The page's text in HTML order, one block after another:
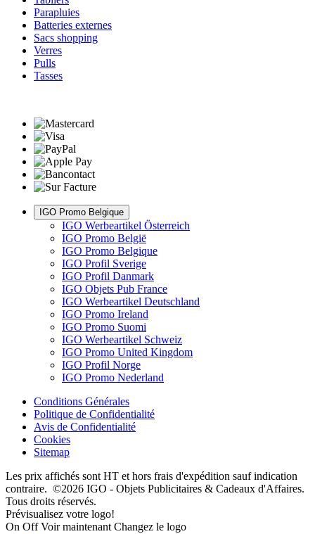
Parapluies
Batteries externes
Sacs shopping
Verres
Pulls
Tasses
IGO Promo Belgique
IGO Werbeartikel Österreich
IGO Promo België
IGO Promo Belgique
IGO Profil Sverige
IGO Profil Danmark
IGO Objets Pub France
IGO Werbeartikel Deutschland
IGO Promo Ireland
IGO Promo Suomi
IGO Werbeartikel Schweiz
IGO Promo United Kingdom
IGO Profil Norge
IGO Promo Nederland
Conditions Générales
Politique de Confidentialité
Avis de Confidentialité
Cookies
Sitemap
Les prix affichés sont HT et hors frais d'expédition sauf indication
contraire. ©2026 IGO - Objets Publicitaires & Cadeaux d'Affaires.
Tous droits réservés.
Prévisualisez votre logo!
On Off Voir maintenant Changez le logo